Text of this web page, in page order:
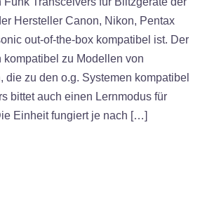
Hersteller Canon, Nikon, Pentax
out-of-the-box kompatibel ist. Der
kompatibel zu Modellen von
die zu den o.g. Systemen kompatibel
bittet auch einen Lernmodus für
Einheit fungiert je nach […]